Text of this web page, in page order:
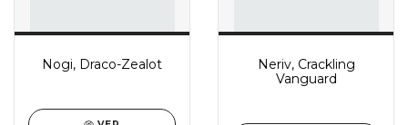
Nogi, Draco-Zealot
Neriv, Crackling
Vanguard